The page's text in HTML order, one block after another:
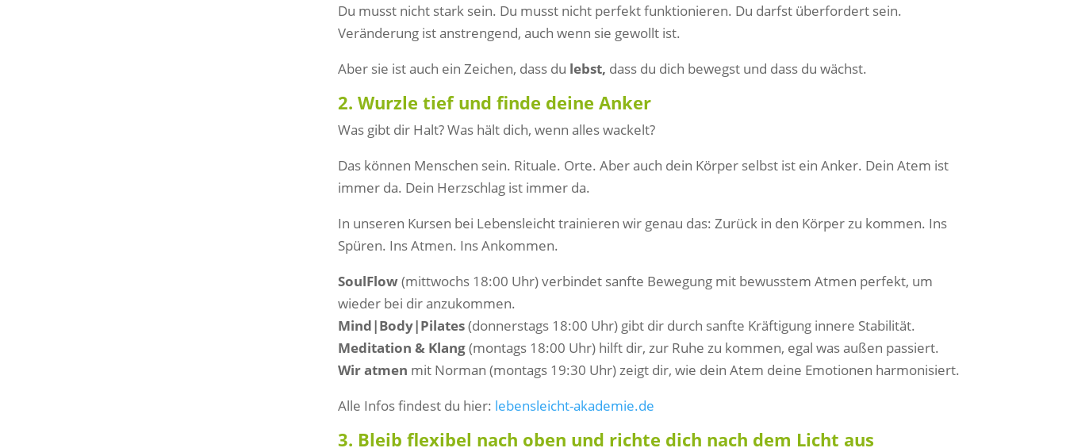
Du musst nicht stark sein. Du musst nicht perfekt funktionieren. Du darfst überfordert sein.
Veränderung ist anstrengend, auch wenn sie gewollt ist.
Aber sie ist auch ein Zeichen, dass du lebst, dass du dich bewegst und dass du wächst.
2. Wurzle tief und finde deine Anker
Was gibt dir Halt? Was hält dich, wenn alles wackelt?
Das können Menschen sein. Rituale. Orte. Aber auch dein Körper selbst ist ein Anker. Dein Atem ist
immer da. Dein Herzschlag ist immer da.
In unseren Kursen bei Lebensleicht trainieren wir genau das: Zurück in den Körper zu kommen. Ins
Spüren. Ins Atmen. Ins Ankommen.
SoulFlow(mittwochs 18:00 Uhr) verbindet sanfte Bewegung mit bewusstem Atmen perfekt, um
wieder bei dir anzukommen.
Mind|Body|Pilates(donnerstags 18:00 Uhr) gibt dir durch sanfte Kräftigung innere Stabilität.
Meditation & Klang(montags 18:00 Uhr) hilft dir, zur Ruhe zu kommen, egal was außen passiert.
Wir atmen mit Norman (montags 19:30 Uhr) zeigt dir, wie dein Atem deine Emotionen harmonisiert.
Alle Infos findest du hier: lebensleicht-akademie.de
3. Bleib flexibel nach oben und richte dich nach dem Licht aus